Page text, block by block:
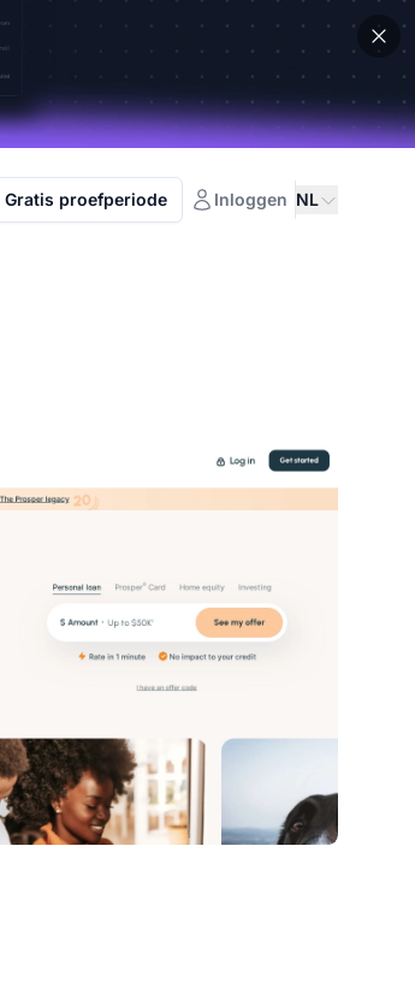
Gratis proefperiode Inloggen NL